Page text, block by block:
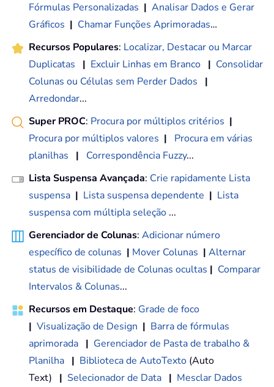
Fórmulas Personalizadas | Analisar Dados e Gerar
Gráficos | Chamar Funções Aprimoradas…
Recursos Populares: Localizar, Destacar ou Marcar
Duplicatas
| Excluir Linhas em Branco | Consolidar
Colunas ou Células sem Perder Dados
|
Arredondar...
Super PROC: Procura por múltiplos critérios |
Procura por múltiplos valores |
Procura em várias
planilhas
| Correspondência Fuzzy...
Lista Suspensa Avançada: Crie rapidamente Lista
suspensa | Lista suspensa dependente | Lista
suspensa com múltipla seleção ...
Gerenciador de Colunas: Adicionar número
específico de colunas | Mover Colunas | Alternar
status de visibilidade de Colunas ocultas | Comparar
Intervalos & Colunas...
Recursos em Destaque: Grade de foco
| Visualização de Design | Barra de fórmulas
aprimorada | Gerenciador de Pasta de trabalho &
Planilha | Biblioteca de AutoTexto (Auto
Text) | Selecionador de Data | Mesclar Dados